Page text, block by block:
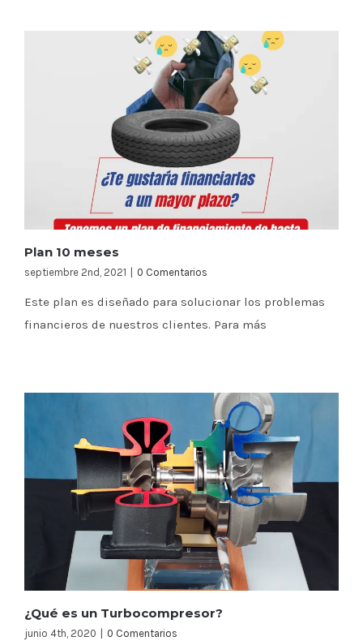
Plan 10 meses
septiembre 2nd, 2021 0 Comentarios
Este plan es diseñado para solucionar los problemas
financieros de nuestros clientes. Para más
¿Qué es un Turbocompresor?
junio 4th, 2020 0 Comentarios